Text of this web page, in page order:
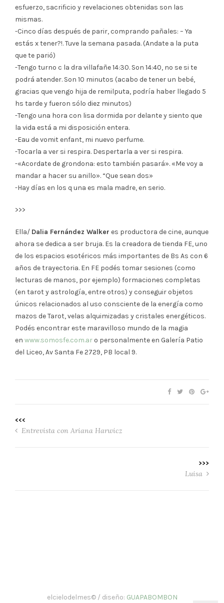
esfuerzo, sacrificio y revelaciones obtenidas son las
mismas.
-Cinco días después de parir, comprando pañales: – Ya
estás x tener?!. Tuve la semana pasada. (Andate a la puta
que te parió)
-Tengo turno c la dra villafañe 14:30. Son 14:40, no se si te
podrá atender. Son 10 minutos (acabo de tener un bebé,
gracias que vengo hija de remilputa, podría haber llegado 5
hs tarde y fueron sólo diez minutos)
-Tengo una hora con lisa dormida por delante y siento que
la vida está a mi disposición entera.
-Eau de vomit enfant, mi nuevo perfume.
-Tocarla a ver si respira. Despertarla a ver si respira.
-«Acordate de grondona: esto también pasará». «Me voy a
mandar a hacer su anillo». “Que sean dos»
-Hay días en los q una es mala madre, en serio.
>>>
Ella/ Dalia Fernández Walker es productora de cine, aunque
ahora se dedica a ser bruja. Es la creadora de tienda FE, uno
de los espacios esotéricos más importantes de Bs As con 6
años de trayectoria. En FE podés tomar sesiones (como
lecturas de manos, por ejemplo) formaciones completas
(en tarot y astrología, entre otros) y conseguir objetos
únicos relacionados al uso consciente de la energía como
mazos de Tarot, velas alquimizadas y cristales energéticos.
Podés encontrar este maravilloso mundo de la magia
en www.somosfe.com.ar o personalmente en Galería Patio
del Liceo, Av Santa Fe 2729, PB local 9.
<<<
Entrevista con Ariana Harwicz
>>>
Luisa
elcielodelmes© / diseño: GUAPABOMBON